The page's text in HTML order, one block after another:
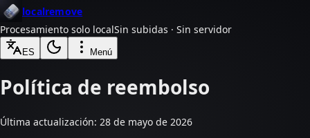
localremove
Procesamiento solo localSin subidas · Sin servidor
ES Menú
Política de reembolso
Última actualización: 28 de mayo de 2026